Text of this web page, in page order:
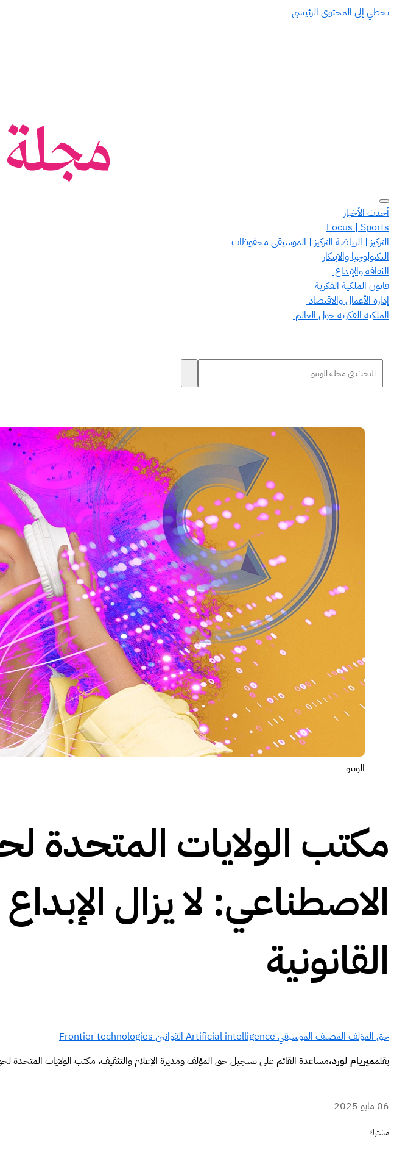
تخطي إلى المحتوى الرئيسي
أحدث الأخبار
Focus | Sports
التركيز | الرياضةالتركيز | الموسيقىمحفوظات
التكنولوجيا والابتكار
الثقافة والإبداع
قانون الملكية الفكرية
إدارة الأعمال والاقتصاد
الملكية الفكرية حول العالم
الويبو
مكتب الولايات المتحدة
الاصطناعي: لا يزال
القانونية
حق المؤلفالمصنف الموسيقيArtificial intelligenceالقوانينFrontier technologies
بقلمميريام لورد،مساعدة القائم على تسجيل حق المؤلف ومديرة الإعلام والتثقيف، مكتب الولايات المتحدة
06 مايو 2025
مشترك